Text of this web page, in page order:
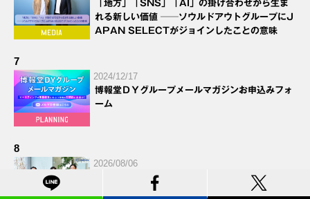
「地方」「SNS」「AI」の掛け合わせから生ま
れる新しい価値 ──ソウルドアウトグループにJ
APAN SELECTがジョインしたことの意味
7
2024/12/17
博報堂ＤＹグループメールマガジンお申込みフォ
ーム
8
2026/08/06
AIエージェント時代の法整備と「人間力」の本質